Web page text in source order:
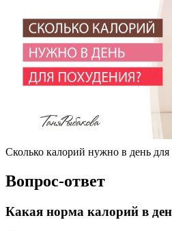
Сколько калорий нужно в день для
Вопрос-ответ
Какая норма калорий в